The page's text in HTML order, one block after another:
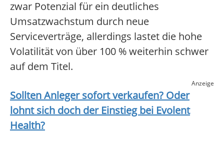
zwar Potenzial für ein deutliches
Umsatzwachstum durch neue
Serviceverträge, allerdings lastet die hohe
Volatilität von über 100 % weiterhin schwer
auf dem Titel.
Anzeige
Sollten Anleger sofort verkaufen? Oder
lohnt sich doch der Einstieg bei Evolent
Health?